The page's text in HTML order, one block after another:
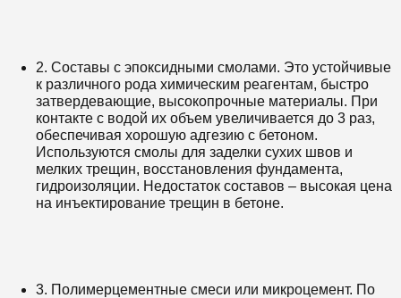
2. Составы с эпоксидными смолами. Это устойчивые
к различного рода химическим реагентам, быстро
затвердевающие, высокопрочные материалы. При
контакте с водой их объем увеличивается до 3 раз,
обеспечивая хорошую адгезию с бетоном.
Используются смолы для заделки сухих швов и
мелких трещин, восстановления фундамента,
гидроизоляции. Недостаток составов – высокая цена
на инъектирование трещин в бетоне.
3. Полимерцементные смеси или микроцемент. По